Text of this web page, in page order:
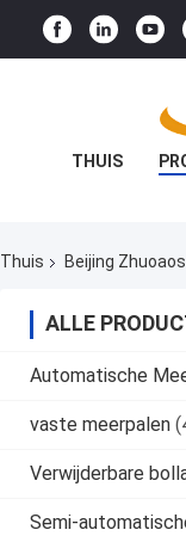
THUIS
NEEM
GEVALLEN
Thuis Beijing
ALLE
Automatische
vaste meerpalen
Verwijderbare
Semi-